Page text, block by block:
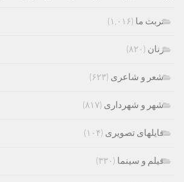
تربت ما (۱,۰۱۶)
زنان (۸۲۰)
شعر و شاعری (۶۲۳)
شهر و شهرداری (۸۱۷)
فایلهای تصویری (۱۰۴)
فیلم و سینما (۳۳۰)